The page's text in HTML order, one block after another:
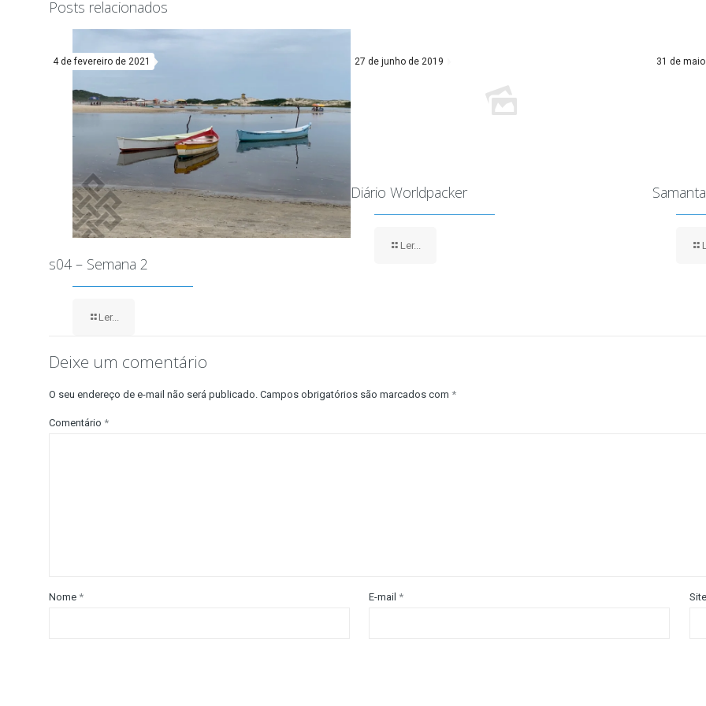
Posts relacionados
4 de fevereiro de 2021
s04 – Semana 2
Ler...
27 de junho de 2019
Diário Worldpacker
Ler...
31 de
Deixe um comentário
O seu endereço de e-mail não será publicado. Campos obrigatórios são marcados com *
Comentário *
Nome * E-mail * Site